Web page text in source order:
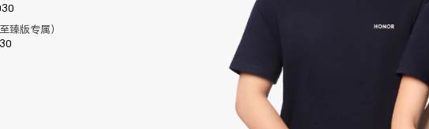
臻版专属）